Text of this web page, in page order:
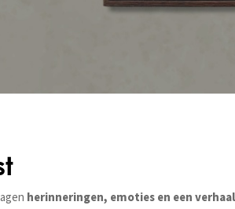
herinneringen, emoties en een verhaal